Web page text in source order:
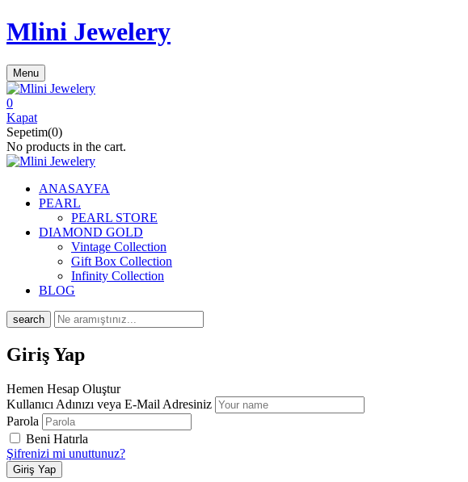
Mlini Jewelery
Menu
0
Kapat
Sepetim(0)
No products in the cart.
ANASAYFA
PEARL
PEARL STORE
DIAMOND GOLD
Vintage Collection
Gift Box Collection
Infinity Collection
BLOG
search
Giriş Yap
Hemen Hesap Oluştur
Kullanıcı Adınızı veya E-Mail Adresiniz
Parola
Beni Hatırla
Şifrenizi mi unuttunuz?